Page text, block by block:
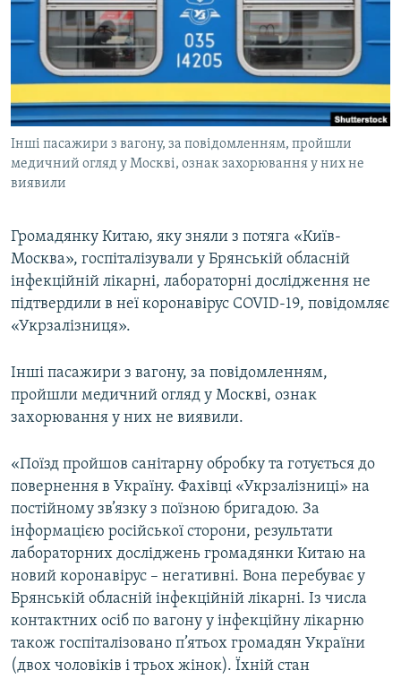
ДЕПОРТАЦІЯ
ВІДЕОУРОКИ «ELIFBE»
СВІДЧЕННЯ ОКУПАЦІЇ
УКРАЇНСЬКА ПРОБЛЕМА КРИМУ
ІНФОГРАФІКА
ЯК ОБІЙТИ БЛОКУВАННЯ
Русский
Qırımtatar
ДОЛУЧАЙСЯ!
Усі сайти RFE/RL
Інші пасажири з вагону, за повідомленням, пройшли
медичний огляд у Москві, ознак захорювання у них не
виявили
Громадянку Китаю, яку зняли з потяга «Київ-
Москва», госпіталізували у Брянській обласній
інфекційній лікарні, лабораторні дослідження не
підтвердили в неї коронавірус COVID-19, повідомляє
«Укрзалізниця».
Інші пасажири з вагону, за повідомленням,
пройшли медичний огляд у Москві, ознак
захорювання у них не виявили.
«Поїзд пройшов санітарну обробку та готується до
повернення в Україну. Фахівці «Укрзалізниці» на
постійному зв’язку з поїзною бригадою. За
інформацією російської сторони, результати
лабораторних досліджень громадянки Китаю на
новий коронавірус – негативні. Вона перебуває у
Брянській обласній інфекційній лікарні. Із числа
контактних осіб по вагону у інфекційну лікарню
також госпіталізовано п’ятьох громадян України
(двох чоловіків і трьох жінок). Їхній стан